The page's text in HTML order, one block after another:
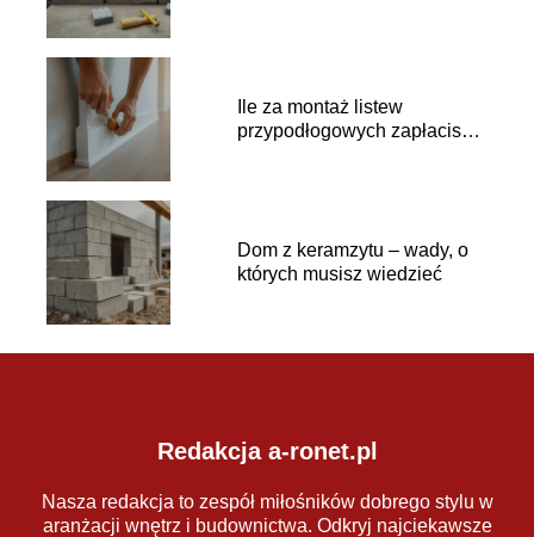
Ile za montaż listew
przypodłogowych zapłacisz
Dom z keramzytu – wady, o
których musisz wiedzieć
Redakcja a-ronet.pl
Nasza redakcja to zespół miłośników dobrego stylu w
aranżacji wnętrz i budownictwa. Odkryj najciekawsze